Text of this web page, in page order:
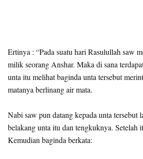
Ertinya : “Pada suatu hari Rasulullah saw
milik seorang Anshar. Maka di sana
unta itu melihat baginda unta tersebut
matanya berlinang air mata.
Nabi saw pun datang kepada unta tersebut
belakang unta itu dan tengkuknya. Setelah
Kemudian baginda berkata: